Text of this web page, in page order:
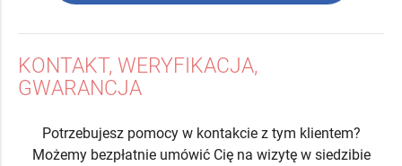
KONTAKT, WERYFIKACJA,
GWARANCJA
Potrzebujesz pomocy w kontakcie z tym klientem?
Możemy bezpłatnie umówić Cię na wizytę w siedzibie